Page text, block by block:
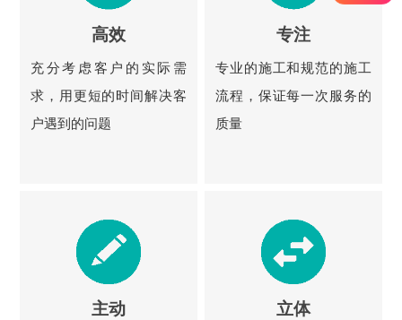
高效
充分考虑客户的实际需
求，用更短的时间解决客
户遇到的问题
专注
专业的施工和规范的施工
流程，保证每一次服务的
质量
主动 立体